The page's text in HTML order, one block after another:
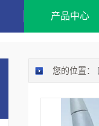
产品中心
您的位置：